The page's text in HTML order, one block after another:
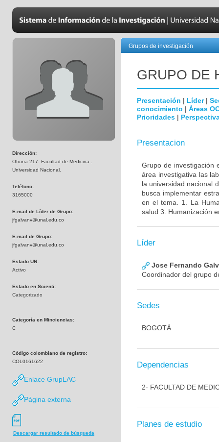
Dirección:
Oficina 217. Facultad de Medicina .
Universidad Nacional.
Teléfono:
3165000
E-mail de Líder de Grupo:
jfgalvanv@unal.edu.co
E-mail de Grupo:
jfgalvanv@unal.edu.co
Estado UN:
Activo
Estado en Scienti:
Categorizado
Categoría en Minciencias:
C
Código colombiano de registro:
COL0161622
Enlace GrupLAC
Página externa
Descargar resultado de búsqueda
Grupos de investigación
GRUPO DE
Presentación | Líder|
conocimiento | Áreas
Prioridades |
Presentacion
Grupo de investigación
área investigativa las
la universidad nacional
busca implementar
en el tema. 1. La
salud 3. Humanización
Líder
Jose Fernando
Coordinador del grupo
Sedes
BOGOTÁ
Dependencias
2- FACULTAD DE
Planes de estudio